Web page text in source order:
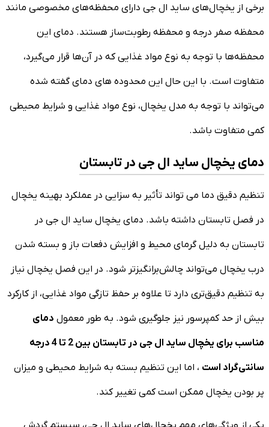
برخی از یخچال‌های ساید ال جی دارای محفظه‌های مخصوصی مانند
محفظه صفر درجه و محفظه رطوبت‌ساز هستند. دمای این
محفظه‌ها با توجه به نوع مواد غذایی که در آن‌ها قرار می‌گیرد،
متفاوت است. با این حال این محدوده های دمای گفته شده
می‌تواند با توجه به مدل یخچال، نوع مواد غذایی و شرایط محیطی
کمی متفاوت باشد.
دمای یخچال ساید ال جی در تابستان
تنظیم دقیق دما می تواند تأثیر به سزایی در عملکرد بهینه یخچال
در فصل تابستان داشته باشد. دمای یخچال ساید ال جی در
تابستان به دلیل گرمای محیط و افزایش دفعات باز و بسته شدن
درب یخچال می‌تواند چالش‌برانگیزتر شود. در این فصل یخچال نیاز
به تنظیم دقیق‌تری دارد تا علاوه بر حفظ تازگی مواد غذایی، از کارکرد
بیش از حد کمپرسور نیز جلوگیری شود. به طور معمول دمای
مناسب برای یخچال ساید ال جی در تابستان بین 2 تا 4 درجه
سانتی‌گراد است ، اما این تنظیم بسته به شرایط محیطی و میزان
پر بودن یخچال ممکن است کمی تغییر کند.